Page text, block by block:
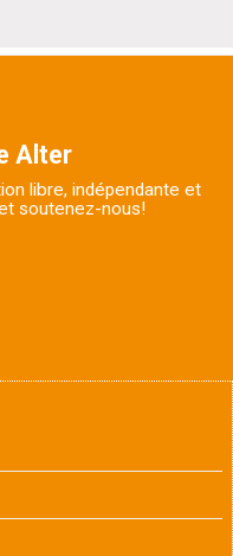
Alter
libre, indépendante et
soutenez-nous!